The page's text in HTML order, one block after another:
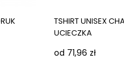
TSHIRT UNISEX
UCIECZKA
od 71,96 zł